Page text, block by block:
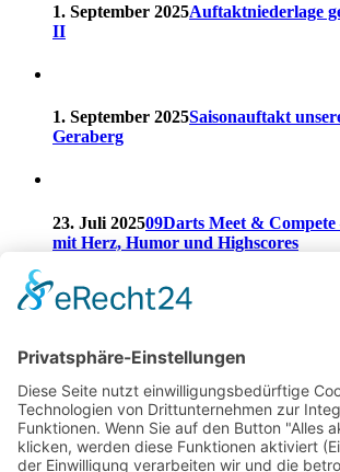
1. September 2025Auftaktniederlage
II
1. September 2025Saisonauftakt
Geraberg
23. Juli 202509Darts Meet &
mit Herz, Humor und Highscores
Kategorien
Erste
Events
Jugend
MDSL
Turniere
Zweite